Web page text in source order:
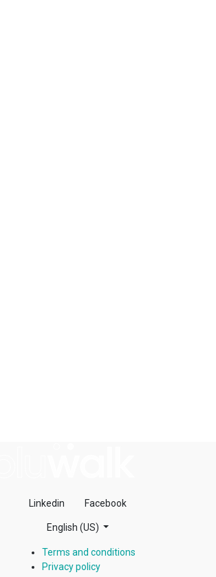
Linkedin Facebook
English (US)
Terms and conditions
Privacy policy